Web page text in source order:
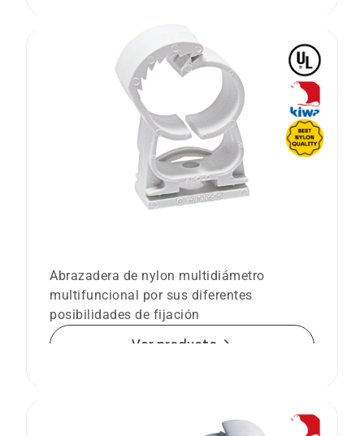
Abrazadera de nylon multidiámetro
multifuncional por sus diferentes
posibilidades de fijación
Ver producto arrow_forward